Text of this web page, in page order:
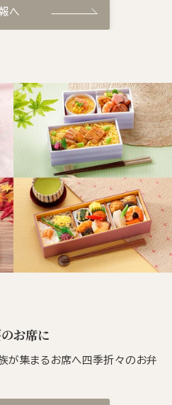
へ
お席に
が集まるお席へ四季折々のお弁